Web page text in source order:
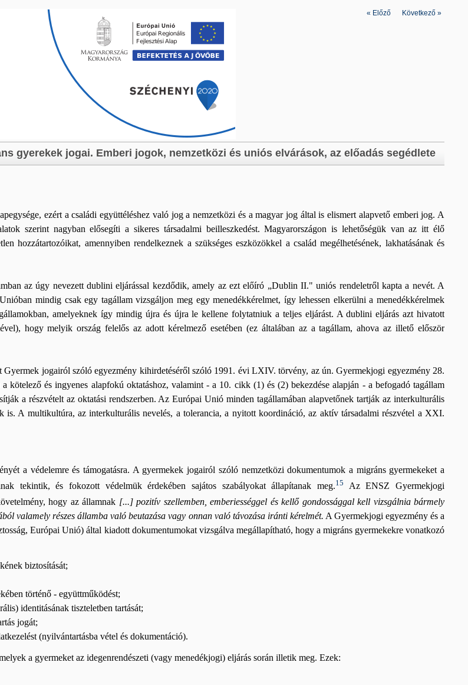
Skip navigation « Előző Következő »
gyerekek jogai. Emberi jogok, nemzetközi és uniós elvárások, az előadás segédlete
ezért a családi együttéléshez való jog a nemzetközi és a magyar jog által is elismert alapvető emberi jog. A
szerint nagyban elősegíti a sikeres társadalmi beilleszkedést. Magyarországon is lehetőségük van az itt élő
hozzátartozóikat, amennyiben rendelkeznek a szükséges eszközökkel a család megélhetésének, lakhatásának és
az úgy nevezett dublini eljárással kezdődik, amely az ezt előíró „Dublin II." uniós rendeletről kapta a nevét. A
mindig csak egy tagállam vizsgáljon meg egy menedékkérelmet, így lehessen elkerülni a menedékkérelmek
amelyeknek így mindig újra és újra le kellene folytatniuk a teljes eljárást. A dublini eljárás azt hivatott
hogy melyik ország felelős az adott kérelmező esetében (ez általában az a tagállam, ahova az illető először
jogairól szóló egyezmény kihirdetéséről szóló 1991. évi LXIV. törvény, az ún. Gyermekjogi egyezmény 28.
kötelező és ingyenes alapfokú oktatáshoz, valamint - a 10. cikk (1) és (2) bekezdése alapján - a befogadó tagállam
a részvételt az oktatási rendszerben. Az Európai Unió minden tagállamában alapvetőnek tartják az interkulturális
is. A multikultúra, az interkulturális nevelés, a tolerancia, a nyitott koordináció, az aktív társadalmi részvétel a XXI.
a védelemre és támogatásra. A gyermekek jogairól szóló nemzetközi dokumentumok a migráns gyermekeket a
tekintik, és fokozott védelmük érdekében sajátos szabályokat állapítanak meg.15
Az ENSZ Gyermekjogi
hogy az államnak [...] pozitív szellemben, emberiességgel és kellő gondossággal kell vizsgálnia bármely
valamely részes államba való beutazása vagy onnan való távozása iránti kérelmét. A Gyermekjogi egyezmény és a
Európai Unió) által kiadott dokumentumokat vizsgálva megállapítható, hogy a migráns gyermekekre vonatkozó
biztosítását;
történő - együttműködést;
identitásának tiszteletben tartását;
jogát;
(nyilvántartásba vétel és dokumentáció).
a gyermeket az idegenrendészeti (vagy menedékjogi) eljárás során illetik meg. Ezek: